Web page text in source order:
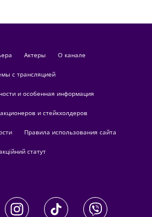
актеры О канале
с трансляцией
и особенная информация
и стейкхолдеров
Правила использования сайта
статут